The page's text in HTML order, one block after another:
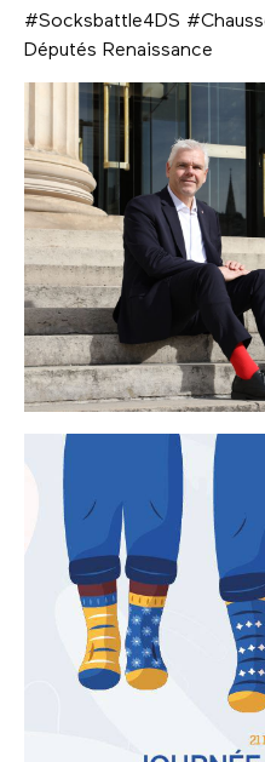
#Socksbattle4DS
Députés Renaissance